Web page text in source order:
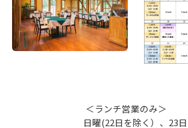
＜ランチ営業のみ＞
日曜(22日を除く）、23日